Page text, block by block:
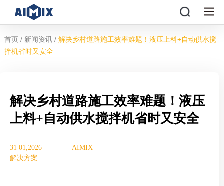
首页 / 新闻资讯 / 解决乡村道路施工效率难题！液压上料+自动供水搅
拌机省时又安全
解决乡村道路施工效率难题！液压
上料+自动供水搅拌机省时又安全
31 01,2026
AIMIX
解决方案